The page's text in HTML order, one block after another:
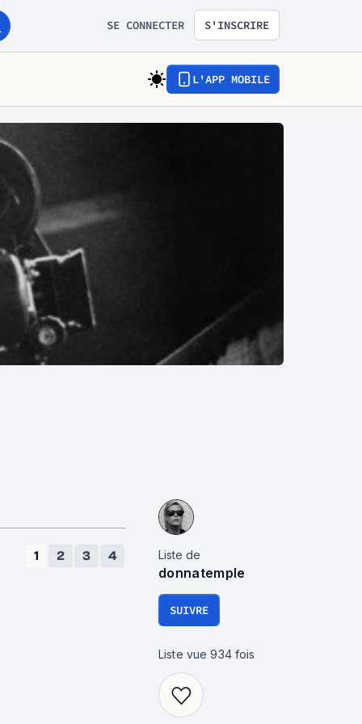
SE CONNECTER S'INSCRIRE
L'APP MOBILE
1 2 3 4 Liste de
donnatemple
SUIVRE
Liste vue934fois